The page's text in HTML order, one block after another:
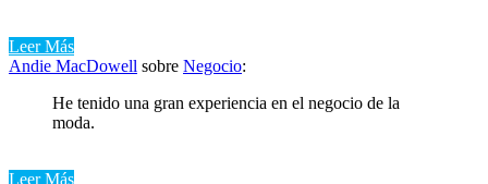
Leer Más
Andie MacDowell sobre Negocio:
He tenido una gran experiencia en el negocio de la
moda.
Leer Más